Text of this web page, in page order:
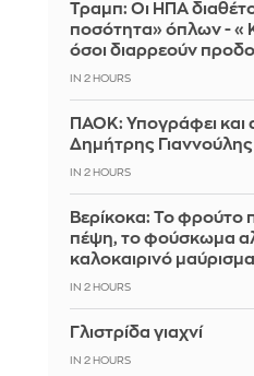
Τραμπ: Οι ΗΠΑ
ποσότητα» όπλων -
όσοι διαρρεούν
IN 2 HOURS
ΠΑΟΚ: Υπογράφει και
Δημήτρης Γιαννούλης
IN 2 HOURS
Βερίκοκα: Το φρούτο
πέψη, το φούσκωμα
καλοκαιρινό μαύρισμα
IN 2 HOURS
Γλιστρίδα γιαχνί
IN 2 HOURS